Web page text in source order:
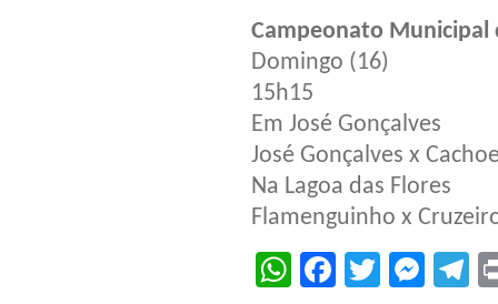
Campeonato Municipal
Domingo (16)
15h15
Em José Gonçalves
José Gonçalves x
Na Lagoa das Flores
Flamenguinho x
WhatsApp
Facebook
Twitter